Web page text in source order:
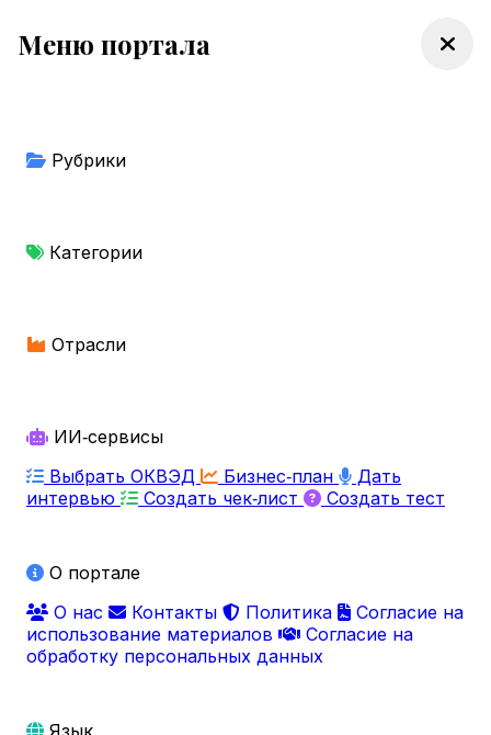
Меню портала
Рубрики
Категории
Отрасли
ИИ‑сервисы
Выбрать ОКВЭД
Бизнес‑план
Дать
интервью
Создать чек‑лист Создать тест
О портале
О нас
Контакты Политика
Согласие на
использование материалов
Согласие на
обработку персональных данных
Язык